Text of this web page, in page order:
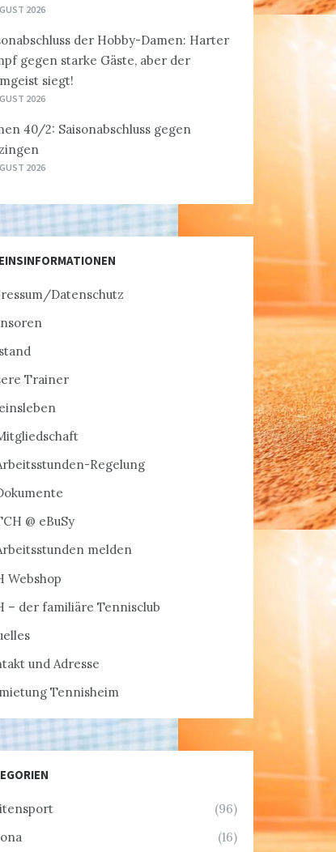
2026
der Hobby-Damen: Harter
gegen starke Gäste, aber der
siegt!
2026
40/2: Saisonabschluss gegen
2026
Datenschutz
Trainer
Regelung
@ eBuSy
melden
Webshop
– der familiäre Tennisclub
und Adresse
Tennisheim
(96)
(16)